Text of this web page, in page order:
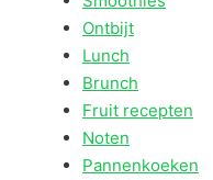
Ontbijt
Lunch
Brunch
Fruit recepten
Noten
Pannenkoeken